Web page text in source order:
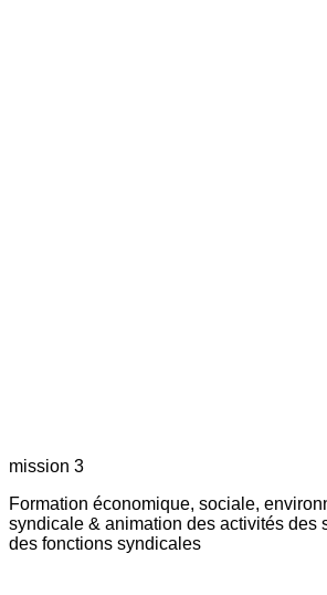
mission 3
Formation économique, sociale,
syndicale & animation des activités des
des fonctions syndicales